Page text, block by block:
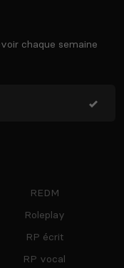
chaque semaine
REDM
Roleplay
RP écrit
RP vocal